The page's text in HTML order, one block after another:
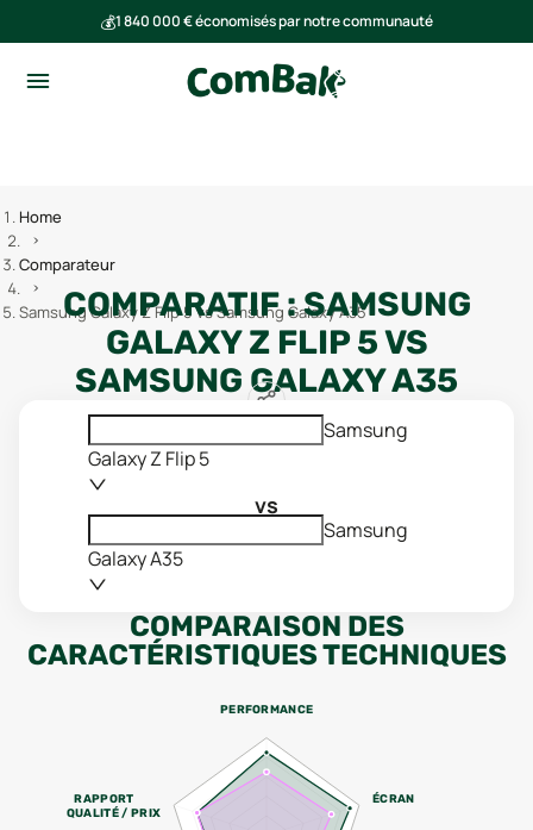
💰1 840 000 € économisés par notre communauté
Home
Comparateur
Samsung Galaxy Z Flip 5 vs Samsung Galaxy A35
COMPARATIF :SAMSUNG
GALAXY Z FLIP 5VS
SAMSUNG GALAXY A35
Samsung
Galaxy Z Flip 5
vs
Samsung
Galaxy A35
COMPARAISON DES
CARACTÉRISTIQUES TECHNIQUES
PERFORMANCE
ÉCRAN
RAPPORT
QUALITÉ / PRIX